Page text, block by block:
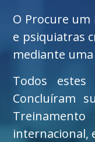
O Procure um
e psiquiatras
mediante
Todos estes
Concluíram
Treinamento
internacional,